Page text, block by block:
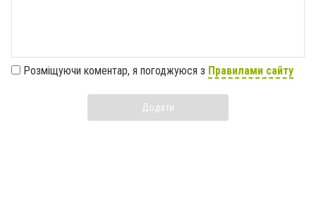
Розміщуючи коментар, я погоджуюся з Правилами сайту
Додати